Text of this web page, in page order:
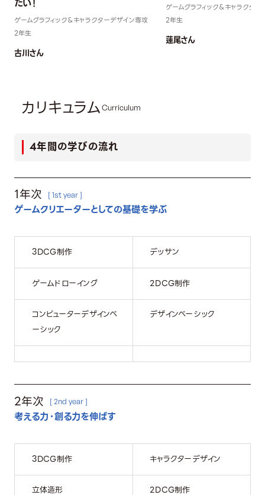
ゲームグラフィック＆キャラクターデザイン専攻
2年生
古川さん
ゲームグラフィック＆キャラクタ
2年生
蓮尾さん
カリキュラムCurriculum
4年間の学びの流れ
1年次 [ 1st year ]
ゲームクリエーターとしての基礎を学ぶ
3DCG制作 デッサン
ゲームドローイング 2DCG制作
コンピューターデザインベ
ーシック
デザインベーシック
2年次 [ 2nd year ]
考える力・創る力を伸ばす
3DCG制作 キャラクターデザイン
立体造形 2DCG制作